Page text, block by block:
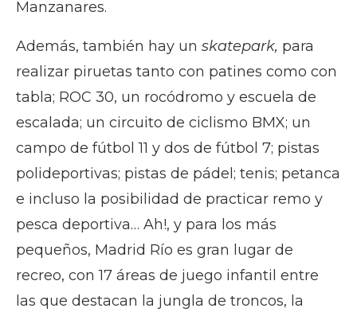
Manzanares.
Además, también hay un skatepark, para
realizar piruetas tanto con patines como con
tabla; ROC 30, un rocódromo y escuela de
escalada; un circuito de ciclismo BMX; un
campo de fútbol 11 y dos de fútbol 7; pistas
polideportivas; pistas de pádel; tenis; petanca
e incluso la posibilidad de practicar remo y
pesca deportiva… Ah!, y para los más
pequeños, Madrid Río es gran lugar de
recreo, con 17 áreas de juego infantil entre
las que destacan la jungla de troncos, la